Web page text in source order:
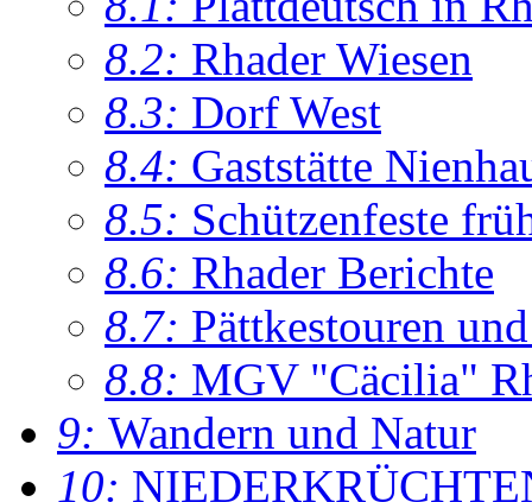
8.2: Rhader Wiesen
8.3: Dorf West
8.4: Gaststätte
8.5: Schützenfeste
8.6: Rhader Berichte
8.7: Pättkestouren
8.8: MGV "Cäcilia"
9: Wandern und Natur
10: